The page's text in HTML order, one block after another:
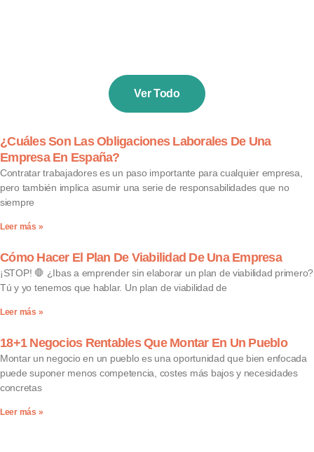
Ver Todo
¿Cuáles Son Las Obligaciones Laborales De Una
Empresa En España?
Contratar trabajadores es un paso importante para cualquier empresa,
pero también implica asumir una serie de responsabilidades que no
siempre
Leer más »
Cómo Hacer El Plan De Viabilidad De Una Empresa
¡STOP! 🛑 ¿Ibas a emprender sin elaborar un plan de viabilidad primero?
Tú y yo tenemos que hablar. Un plan de viabilidad de
Leer más »
18+1 Negocios Rentables Que Montar En Un Pueblo
Montar un negocio en un pueblo es una oportunidad que bien enfocada
puede suponer menos competencia, costes más bajos y necesidades
concretas
Leer más »